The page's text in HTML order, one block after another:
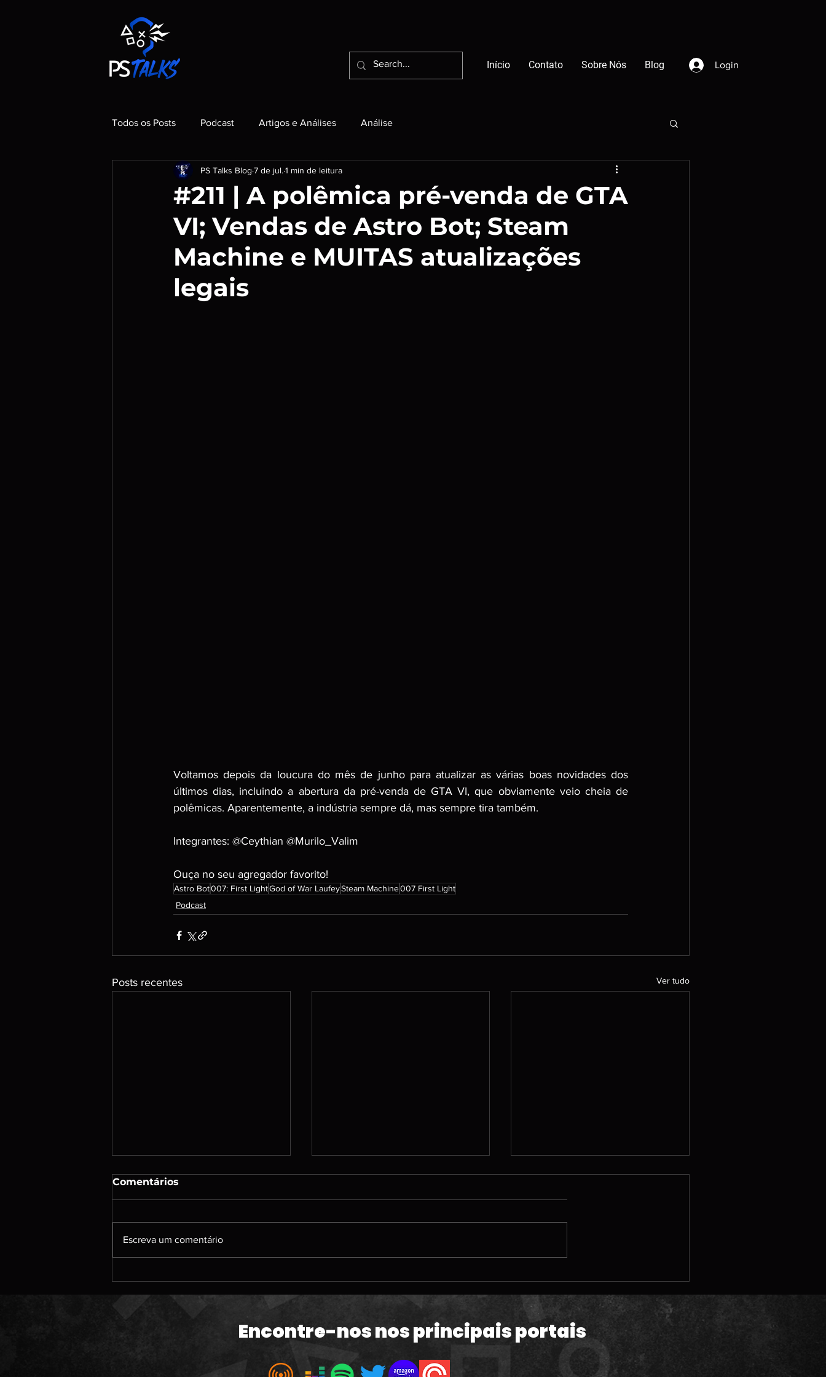
Início Contato Sobre Nós Blog Login
Todos os Posts Podcast Artigos e Análises Análise
#211 | A polêmica pré-venda de GTA
VI; Vendas de Astro Bot; Steam
Machine e MUITAS atualizações
legais
PS Talks Blog 7 de jul. 1 min de leitura
Voltamos depois da loucura do mês de junho para atualizar as várias boas novidades dos
últimos dias, incluindo a abertura da pré-venda de GTA VI, que obviamente veio cheia de
polêmicas. Aparentemente, a indústria sempre dá, mas sempre tira também.
Integrantes: @Ceythian @Murilo_Valim
Ouça no seu agregador favorito!
Astro Bot007: First LightGod of War LaufeySteam Machine007 First Light
Podcast
Posts recentes Ver tudo
Um papo sobre jogos
banho de sangue da
60fps em GTA VI e a Copa
Game Fest de todos os
tempos
Comentários
Escreva um comentário
Encontre-nos nos principais portais